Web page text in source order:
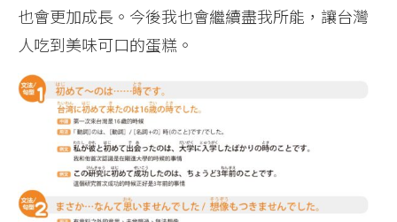
也會更加成長。今後我也會繼續盡我所能，讓台灣
人吃到美味可口的蛋糕。